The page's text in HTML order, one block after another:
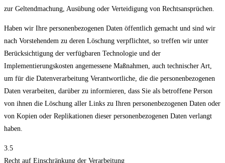
zur Geltendmachung, Ausübung oder Verteidigung von Rechtsansprüchen.
Haben wir Ihre personenbezogenen Daten öffentlich gemacht und sind wir
nach Vorstehendem zu deren Löschung verpflichtet, so treffen wir unter
Berücksichtigung der verfügbaren Technologie und der
Implementierungskosten angemessene Maßnahmen, auch technischer Art,
um für die Datenverarbeitung Verantwortliche, die die personenbezogenen
Daten verarbeiten, darüber zu informieren, dass Sie als betroffene Person
von ihnen die Löschung aller Links zu Ihren personenbezogenen Daten oder
von Kopien oder Replikationen dieser personenbezogenen Daten verlangt
haben.
3.5
Recht auf Einschränkung der Verarbeitung